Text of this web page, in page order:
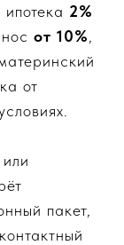
2%
от 10%,
от
пакет,